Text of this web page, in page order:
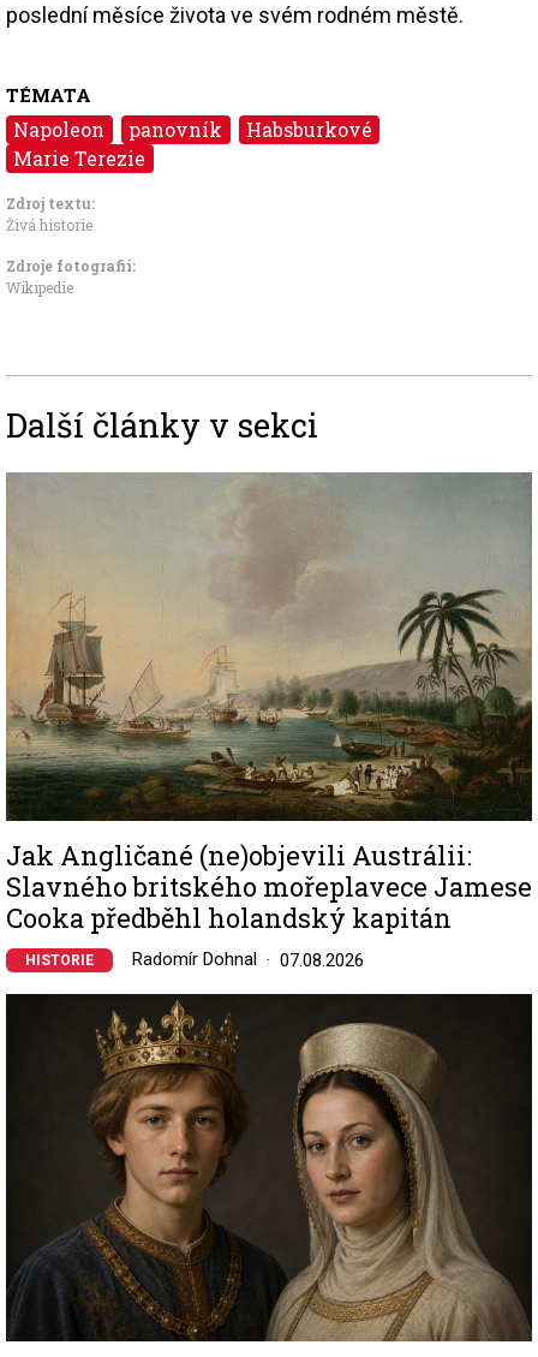
poslední měsíce života ve svém rodném městě.
TÉMATA
Napoleon panovník
Habsburkové
Marie Terezie
Zdroj textu:
Živá historie
Zdroje fotografii:
Wikipedie
Další články v sekci
Jak Angličané (ne)objevili Austrálii:
Slavného britského mořeplavece Jamese
Cooka předběhl holandský kapitán
HISTORIE Radomír Dohnal 07.08.2026